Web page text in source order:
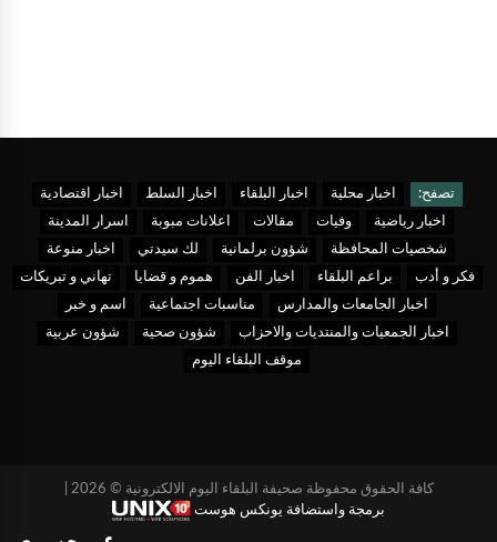
تصفح: اخبار محلية اخبار البلقاء اخبار السلط
اخبار اقتصادية
اخبار رياضية
وفيات مقالات اعلانات مبوبة
اسرار المدينة
شخصيات المحافظة
شؤون برلمانية لك سيدتي
اخبار منوعة
فكر و أدب
براعم البلقاء اخبار الفن هموم و قضايا
تهاني و تبريكات
اخبار الجامعات والمدارس
مناسبات اجتماعية
اسم و خبر
اخبار الجمعيات والمنتديات والاحزاب
شؤون صحية
شؤون عربية
موقف البلقاء اليوم
كافة الحقوق محفوظة صحيفة البلقاء اليوم الالكترونية © 2026 |
برمجة واستضافة يونكس هوست